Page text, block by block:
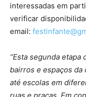
interessadas em
verificar
email:
“Esta segunda
bairros e espaços da
até escolas em
ruas e praças. Em